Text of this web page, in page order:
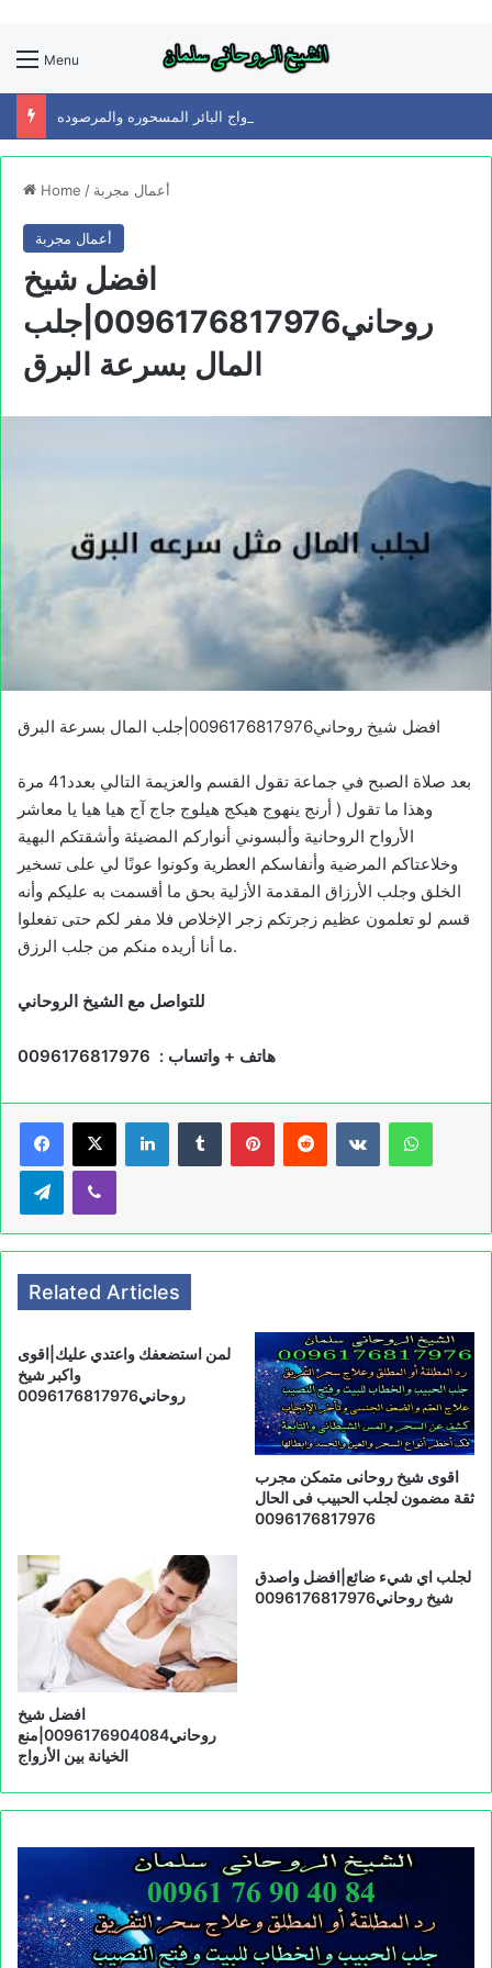
Menu
Home / أعمال مجربة
أعمال مجربة
افضل شيخ
روحاني0096176817976|جلب
المال بسرعة البرق
افضل شيخ روحاني0096176817976|جلب المال بسرعة البرق
بعد صلاة الصبح في جماعة تقول القسم والعزيمة التالي بعدد41 مرة
وهذا ما تقول ( أرنج ينهوج هيكج هيلوج جاج آج هيا هيا يا معاشر
الأرواح الروحانية وألبسوني أنواركم المضيئة وأشقتكم البهية
وخلاعتاكم المرضية وأنفاسكم العطرية وكونوا عونًا لي على تسخير
الخلق وجلب الأرزاق المقدمة الأزلية بحق ما أقسمت به عليكم وأنه
قسم لو تعلمون عظيم زجرتكم زجر الإخلاص فلا مفر لكم حتى تفعلوا
ما أنا أريده منكم من جلب الرزق.
للتواصل مع الشيخ الروحاني
هاتف + واتساب : 0096176817976
LinkedInTumblr PinterestReddit VKontakte
TelegramViber
Related Articles
لمن استضعفك واعتدي عليك|اقوى
واكبر شيخ
روحاني0096176817976
اقوى شيخ روحانى متمكن مجرب
ثقة مضمون لجلب الحبيب فى الحال
0096176817976
افضل شيخ
روحاني0096176904084|منع
لجلب اي شيء ضائع|افضل واصدق
شيخ روحاني0096176817976